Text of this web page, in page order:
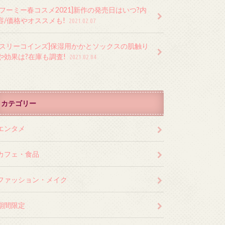
ーミー春コスメ2021]新作の発売日はいつ?内
/価格やオススメも!
2021.02.07
リーコインズ]保湿用かかとソックスの肌触り
効果は?在庫も調査!
2021.02.04
カテゴリー
ンタメ
フェ・食品
ァッション・メイク
間限定